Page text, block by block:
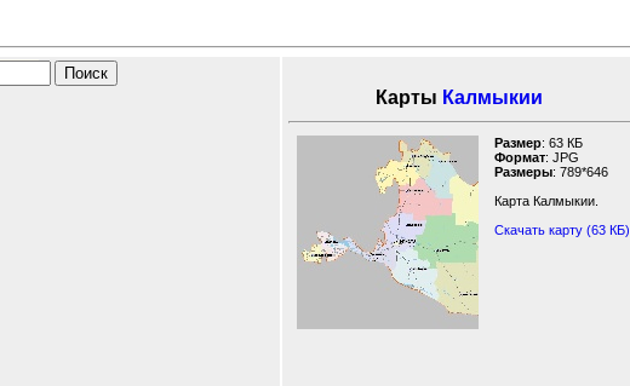
Карты Калмыкии
Размер: 63 КБ
Формат: JPG
Размеры: 789*646
Карта Калмыкии.
Скачать карту (63 КБ)